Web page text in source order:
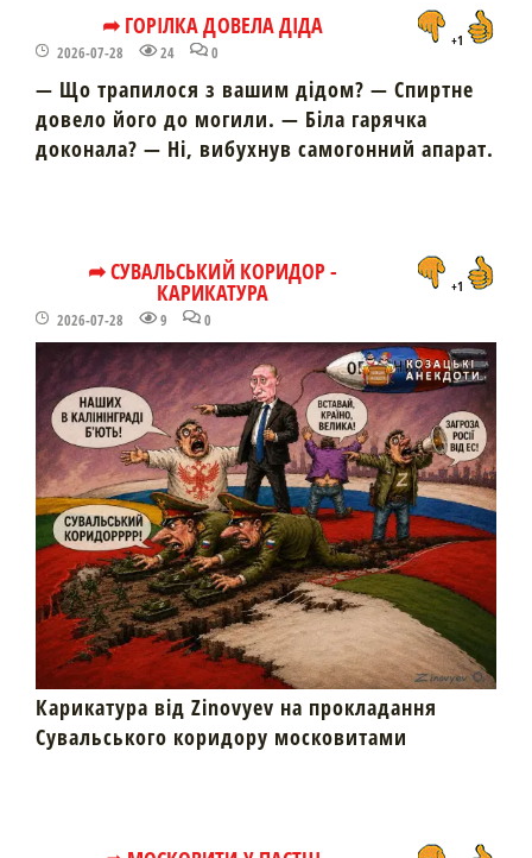
➦ ГОРІЛКА ДОВЕЛА ДІДА
2026-07-28 24 0
+1
— Що трапилося з вашим дідом? — Спиртне
довело його до могили. — Біла гарячка
доконала? — Ні, вибухнув самогонний апарат.
➦ СУВАЛЬСЬКИЙ КОРИДОР -
КАРИКАТУРА
2026-07-28 9 0
+1
Карикатура від Zinovyev на прокладання
Сувальського коридору московитами